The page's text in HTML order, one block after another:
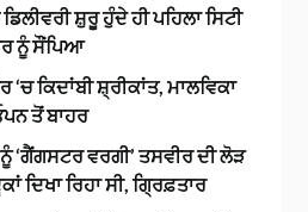
ਸ਼ੁਰੂ ਹੁੰਦੇ ਹੀ ਪਹਿਲਾ ਸਿਟੀ
ਨੂੰ ਸੌਂਪਿਆ
‘ਚ ਕਿਦਾਂਬੀ ਸ਼੍ਰੀਕਾਂਤ, ਮਾਲਵਿਕਾ
ਤੋਂ ਬਾਹਰ
‘ਗੈਂਗਸਟਰ ਵਰਗੀ’ ਤਸਵੀਰ ਦੀ ਲੋੜ
ਦਿਖਾ ਰਿਹਾ ਸੀ, ਗ੍ਰਿਫ਼ਤਾਰ